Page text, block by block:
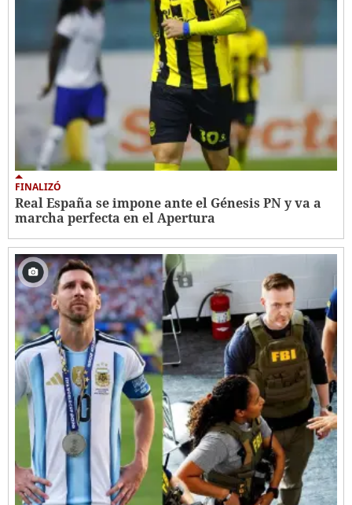
FINALIZÓ
Real España se impone ante el Génesis PN y va a
marcha perfecta en el Apertura